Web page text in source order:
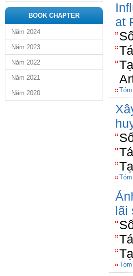
BOOK CHAPTER
Năm 2024
Năm 2023
Năm 2022
Năm 2021
Năm 2020
at
lãi